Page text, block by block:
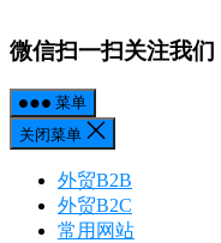
微信扫一扫关注我们
菜单
关闭菜单
外贸B2B
外贸B2C
常用网站